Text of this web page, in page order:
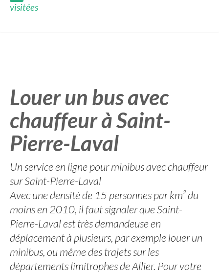
visitées
Louer un bus avec
chauffeur à Saint-
Pierre-Laval
Un service en ligne pour minibus avec chauffeur
sur Saint-Pierre-Laval
Avec une densité de 15 personnes par km² du
moins en 2010, il faut signaler que Saint-
Pierre-Laval est très demandeuse en
déplacement à plusieurs, par exemple louer un
minibus, ou même des trajets sur les
départements limitrophes de Allier. Pour votre